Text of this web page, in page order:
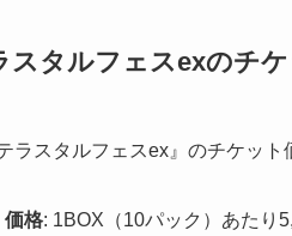
スタルフェスexのチ
テラスタルフェスex』のチケッ
価格: 1BOX（10パック）あたり